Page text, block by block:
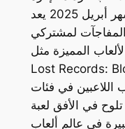
بين عشاق بلايستيشن. إن شهر أبريل 2025 يعد
Lost Records:
في عالم ألعاب